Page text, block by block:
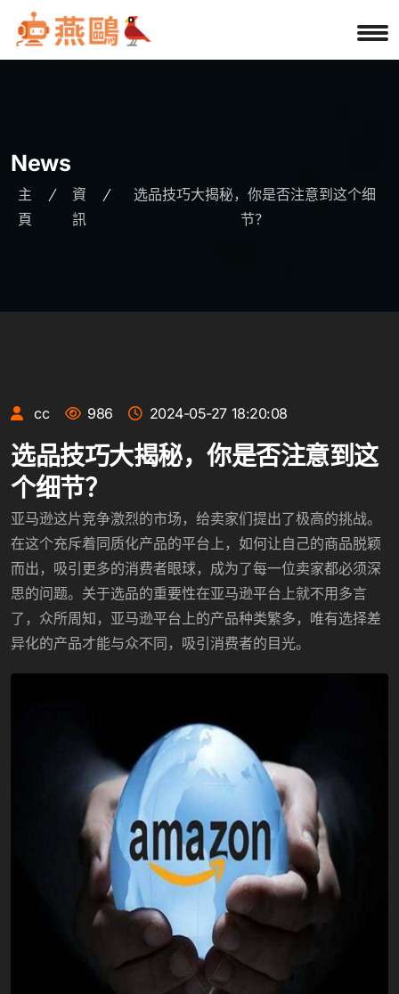
News
主
頁
資
訊
选品技巧大揭秘，你是否注意到这个细
节？
cc 986 2024-05-27 18:20:08
选品技巧大揭秘，你是否注意到这
个细节？
亚马逊这片竞争激烈的市场，给卖家们提出了极高的挑战。
在这个充斥着同质化产品的平台上，如何让自己的商品脱颖
而出，吸引更多的消费者眼球，成为了每一位卖家都必须深
思的问题。关于选品的重要性在亚马逊平台上就不用多言
了，众所周知，亚马逊平台上的产品种类繁多，唯有选择差
异化的产品才能与众不同，吸引消费者的目光。